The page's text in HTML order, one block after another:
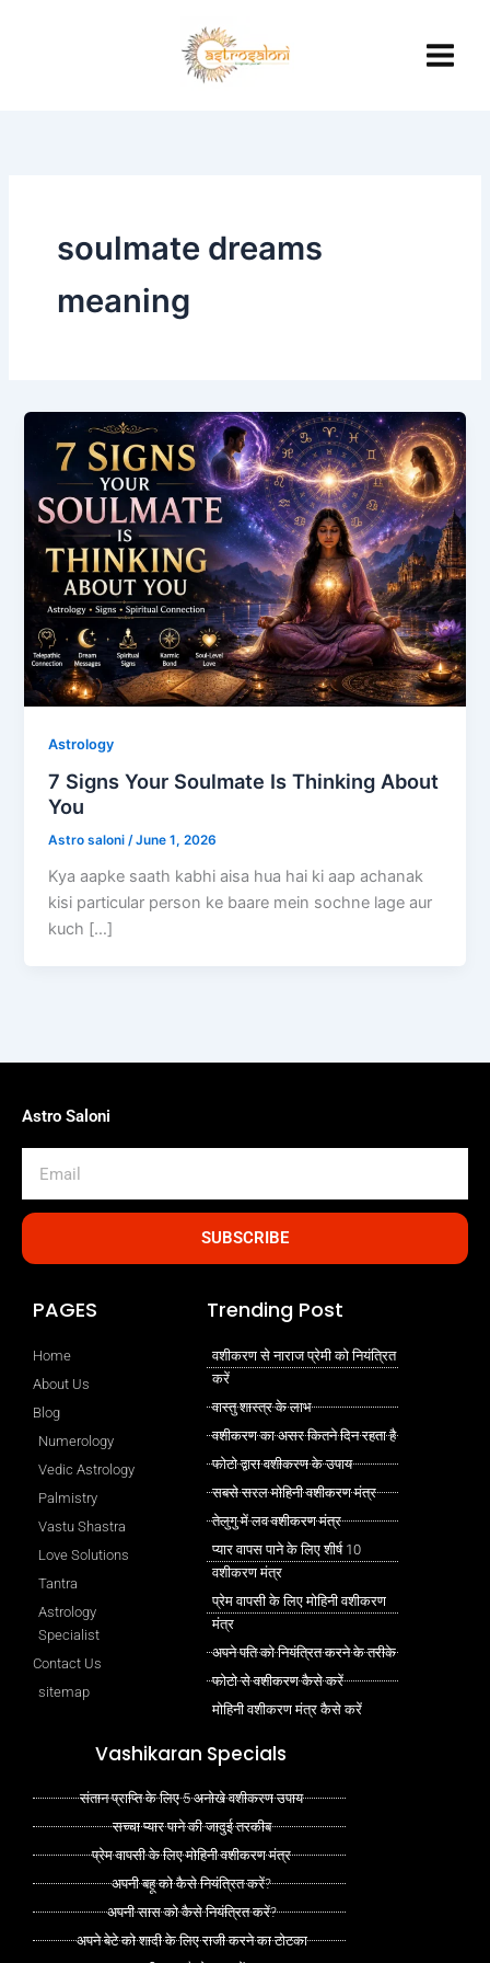
soulmate dreams
meaning
Astrology
7 Signs Your Soulmate Is Thinking About
You
Astro saloni/June 1, 2026
Kya aapke saath kabhi aisa hua hai ki aap achanak
kisi particular person ke baare mein sochne lage aur
kuch […]
Astro Saloni
SUBSCRIBE
PAGES
Home
About Us
Blog
Numerology
Vedic Astrology
Palmistry
Vastu Shastra
Love Solutions
Tantra
Astrology
Specialist
Contact Us
sitemap
Trending Post
वशीकरण से नाराज प्रेमी को नियंत्रित
करें
वास्तु शास्त्र के लाभ
वशीकरण का असर कितने दिन रहता है
फोटो द्वारा वशीकरण के उपाय
सबसे सरल मोहिनी वशीकरण मंत्र
तेलुगु में लव वशीकरण मंत्र
प्यार वापस पाने के लिए शीर्ष 10
वशीकरण मंत्र
प्रेम वापसी के लिए मोहिनी वशीकरण
मंत्र
अपने पति को नियंत्रित करने के तरीके
फोटो से वशीकरण कैसे करें
मोहिनी वशीकरण मंत्र कैसे करें
Vashikaran Specials
संतान प्राप्ति के लिए 5 अनोखे वशीकरण उपाय
सच्चा प्यार पाने की जादुई तरकीब
प्रेम वापसी के लिए मोहिनी वशीकरण मंत्र
अपनी बहू को कैसे नियंत्रित करें?
अपनी सास को कैसे नियंत्रित करें?
अपने बेटे को शादी के लिए राजी करने का टोटका